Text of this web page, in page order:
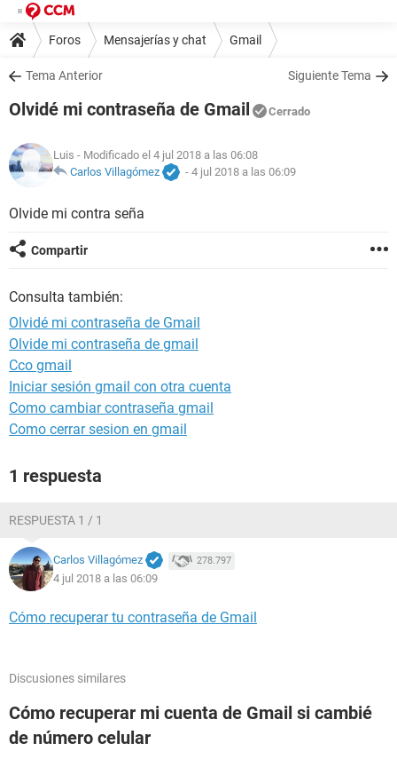
Foros Mensajerías y chat Gmail
Tema Anterior Siguiente Tema
Olvidé mi contraseña de Gmail Cerrado
Luis - Modificado el 4 jul 2018 a las 06:08
Carlos Villagómez
- 4 jul 2018 a las 06:09
Olvide mi contra seña
Compartir
Consulta también:
Olvidé mi contraseña de Gmail
Olvide mi contraseña de gmail
Cco gmail
Iniciar sesión gmail con otra cuenta
Como cambiar contraseña gmail
Como cerrar sesion en gmail
1 respuesta
RESPUESTA 1 / 1
Carlos Villagómez 278.797
4 jul 2018 a las 06:09
Cómo recuperar tu contraseña de Gmail
Discusiones similares
Cómo recuperar mi cuenta de Gmail si cambié
de número celular